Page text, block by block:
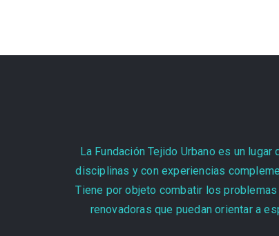
La Fundación Tejido Urbano es un
disciplinas y con experiencias
Tiene por objeto combatir los
renovadoras que puedan orientar a